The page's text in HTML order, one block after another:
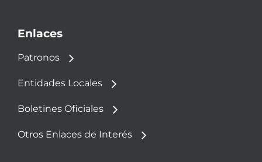
Enlaces
Patronos
Entidades Locales
Boletines Oficiales
Otros Enlaces de Interés